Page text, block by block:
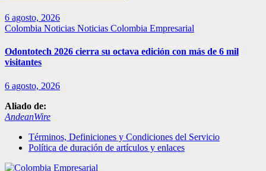
6 agosto, 2026
Colombia Noticias Noticias Colombia Empresarial
Odontotech 2026 cierra su octava edición con más de 6 mil
visitantes
6 agosto, 2026
Aliado de:
AndeanWire
Términos, Definiciones y Condiciones del Servicio
Política de duración de artículos y enlaces